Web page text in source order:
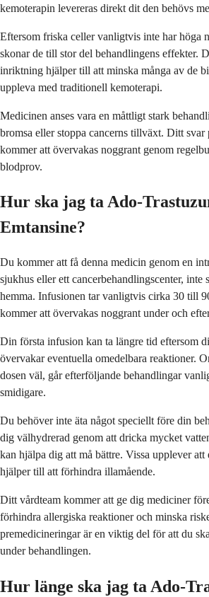
kemoterapin levereras direkt dit den behövs
Eftersom friska celler vanligtvis inte har höga
skonar de till stor del behandlingens effekter.
inriktning hjälper till att minska många av de
uppleva med traditionell kemoterapi.
Medicinen anses vara en måttligt stark
bromsa eller stoppa cancerns tillväxt. Ditt svar
kommer att övervakas noggrant genom
blodprov.
Hur ska jag ta Ado-
Emtansine?
Du kommer att få denna medicin genom en
sjukhus eller ett cancerbehandlingscenter, inte
hemma. Infusionen tar vanligtvis cirka 30 till
kommer att övervakas noggrant under och
Din första infusion kan ta längre tid eftersom
övervakar eventuella omedelbara reaktioner.
dosen väl, går efterföljande behandlingar
smidigare.
Du behöver inte äta något speciellt före din
dig välhydrerad genom att dricka mycket
kan hjälpa dig att må bättre. Vissa upplever
hjälper till att förhindra illamående.
Ditt vårdteam kommer att ge dig mediciner
förhindra allergiska reaktioner och minska
premedicineringar är en viktig del för att du
under behandlingen.
Hur länge ska jag ta Ado-